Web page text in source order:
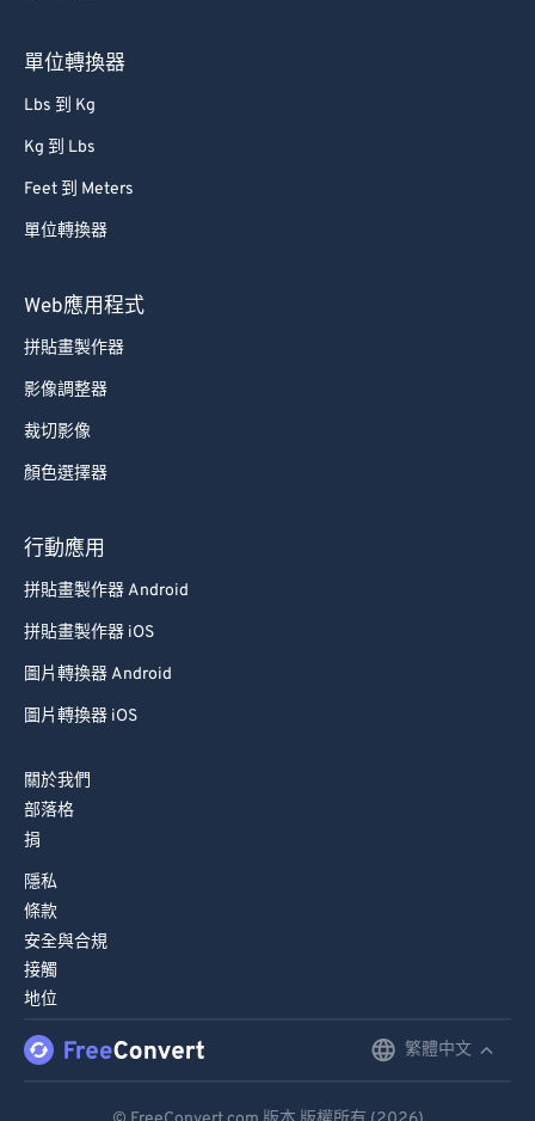
單位轉換器
Lbs 到 Kg
Kg 到 Lbs
Feet 到 Meters
單位轉換器
Web應用程式
拼貼畫製作器
影像調整器
裁切影像
顏色選擇器
行動應用
拼貼畫製作器 Android
拼貼畫製作器 iOS
圖片轉換器 Android
圖片轉換器 iOS
關於我們
部落格
捐
隱私
條款
安全與合規
接觸
地位
繁體中文